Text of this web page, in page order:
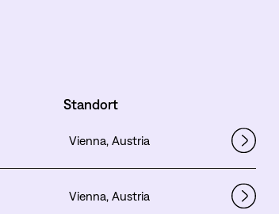
Standort
Vienna, Austria
Vienna, Austria